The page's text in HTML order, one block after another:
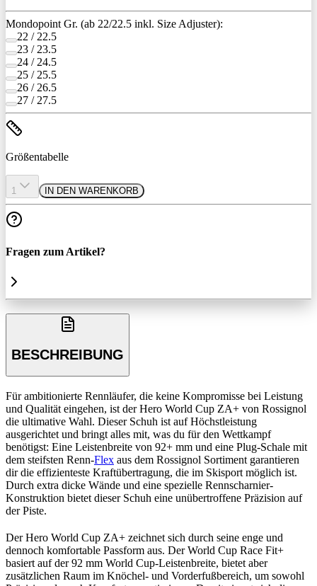
Mondopoint Gr. (ab 22/22.5 inkl. Size Adjuster):
22 / 22.5
23 / 23.5
24 / 24.5
25 / 25.5
26 / 26.5
27 / 27.5
Größentabelle
1 IN DEN WARENKORB
Fragen zum Artikel?
BESCHREIBUNG
Für ambitionierte Rennläufer, die keine Kompromisse bei Leistung
und Qualität eingehen, ist der Hero World Cup ZA+ von Rossignol
die ultimative Wahl. Dieser Schuh ist auf Höchstleistung
ausgerichtet und bringt alles mit, was du für den Wettkampf
benötigst: Eine Leistenbreite von 92+ mm und eine Plug-Schale mit
dem steifsten Renn-Flex aus dem Rossignol Sortiment garantieren
dir die effizienteste Kraftübertragung, die im Skisport möglich ist.
Durch extra dicke Wände und eine spezielle Rennscharnier-
Konstruktion bietet dieser Schuh eine unübertroffene Präzision auf
der Piste.
Der Hero World Cup ZA+ zeichnet sich durch seine enge und
dennoch komfortable Passform aus. Der World Cup Race Fit+
basiert auf der 92 mm World Cup-Leistenbreite, bietet aber
zusätzlichen Raum im Knöchel- und Vorderfußbereich, um sowohl